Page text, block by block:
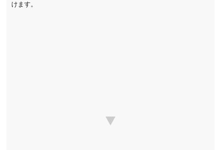
けます。